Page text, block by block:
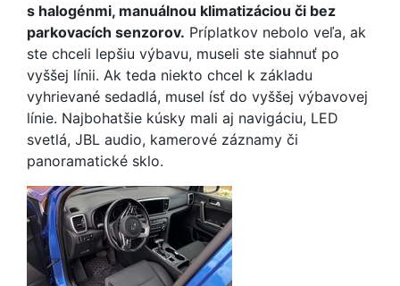
s halogénmi, manuálnou klimatizáciou či bez
parkovacích senzorov. Príplatkov nebolo veľa, ak
ste chceli lepšiu výbavu, museli ste siahnuť po
vyššej línii. Ak teda niekto chcel k základu
vyhrievané sedadlá, musel ísť do vyššej výbavovej
línie. Najbohatšie kúsky mali aj navigáciu, LED
svetlá, JBL audio, kamerové záznamy či
panoramatické sklo.